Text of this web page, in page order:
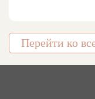
Перейти ко